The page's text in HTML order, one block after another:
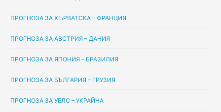
ПРОГНОЗА ЗА ХЪРВАТСКА – ФРАНЦИЯ
ПРОГНОЗА ЗА АВСТРИЯ – ДАНИЯ
ПРОГНОЗА ЗА ЯПОНИЯ – БРАЗИЛИЯ
ПРОГНОЗА ЗА БЪЛГАРИЯ – ГРУЗИЯ
ПРОГНОЗА ЗА УЕЛС – УКРАЙНА